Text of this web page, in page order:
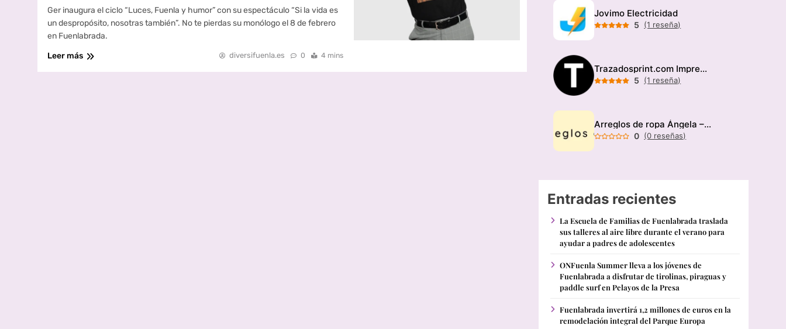
Ger inaugura el ciclo “Luces, Fuenla y humor” con su espectáculo “Si la vida es
un despropósito, nosotras también”. No te pierdas su monólogo el 8 de febrero
en Fuenlabrada.
Leer más
diversifuenla.es 0 4 mins
Jovimo Electricidad
5 (1 reseña)
Trazadosprint.com Imprenta
5 (1 reseña)
Arreglos de ropa Ángela – Modista
0 (0 reseñas)
Entradas recientes
La Escuela de Familias de Fuenlabrada traslada
sus talleres al aire libre durante el verano para
ayudar a padres de adolescentes
ONFuenla Summer lleva a los jóvenes de
Fuenlabrada a disfrutar de tirolinas, piraguas y
paddle surf en Pelayos de la Presa
Fuenlabrada invertirá 1,2 millones de euros en la
remodelación integral del Parque Europa